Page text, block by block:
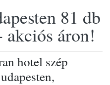
81 db
akciós áron!
hotel szép